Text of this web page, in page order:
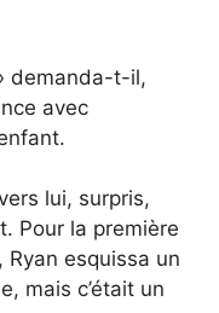
demanda-t-il,
avec
lui, surpris,
Pour la première
Ryan esquissa un
mais c’était un